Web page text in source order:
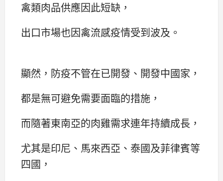
禽類肉品供應因此短缺，
出口市場也因禽流感疫情受到波及。
顯然，防疫不管在已開發、開發中國家，
都是無可避免需要面臨的措施，
而隨著東南亞的肉雞需求連年持續成長，
尤其是印尼、馬來西亞、泰國及菲律賓等
四國，